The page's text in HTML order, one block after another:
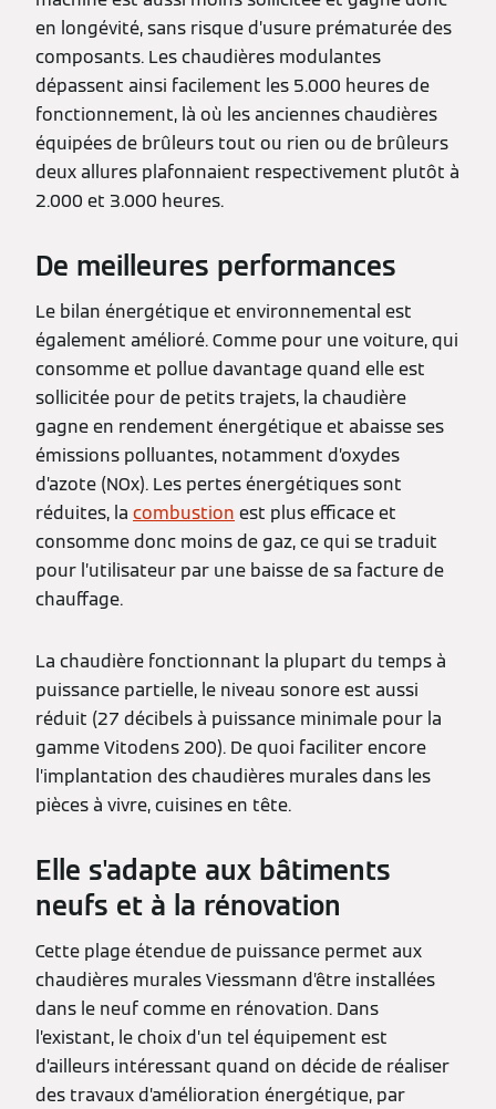
en longévité, sans risque d’usure prématurée des
composants. Les chaudières modulantes
dépassent ainsi facilement les 5.000 heures de
fonctionnement, là où les anciennes chaudières
équipées de brûleurs tout ou rien ou de brûleurs
deux allures plafonnaient respectivement plutôt à
2.000 et 3.000 heures.
De meilleures performances
Le bilan énergétique et environnemental est
également amélioré. Comme pour une voiture, qui
consomme et pollue davantage quand elle est
sollicitée pour de petits trajets, la chaudière
gagne en rendement énergétique et abaisse ses
émissions polluantes, notamment d’oxydes
d’azote (NOx). Les pertes énergétiques sont
réduites, la combustion est plus efficace et
consomme donc moins de gaz, ce qui se traduit
pour l’utilisateur par une baisse de sa facture de
chauffage.
La chaudière fonctionnant la plupart du temps à
puissance partielle, le niveau sonore est aussi
réduit (27 décibels à puissance minimale pour la
gamme Vitodens 200). De quoi faciliter encore
l’implantation des chaudières murales dans les
pièces à vivre, cuisines en tête.
Elle s'adapte aux bâtiments
neufs et à la rénovation
Cette plage étendue de puissance permet aux
chaudières murales Viessmann d’être installées
dans le neuf comme en rénovation. Dans
l’existant, le choix d’un tel équipement est
d’ailleurs intéressant quand on décide de réaliser
des travaux d’amélioration énergétique, par